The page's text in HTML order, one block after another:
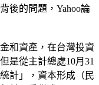
後的問題，Yahoo論
和資產，在台灣投資
是從主計總處10月31
計」，資本形成（民